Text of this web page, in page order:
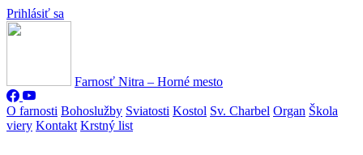
Prihlásiť sa
Farnosť Nitra – Horné mesto
O farnosti Bohoslužby Sviatosti Kostol Sv. Charbel Organ Škola
viery Kontakt Krstný list